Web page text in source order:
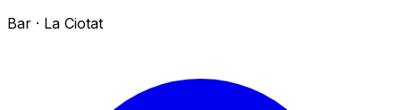
Bar · La Ciotat